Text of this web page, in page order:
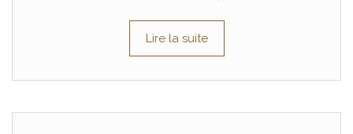
Lire la suite